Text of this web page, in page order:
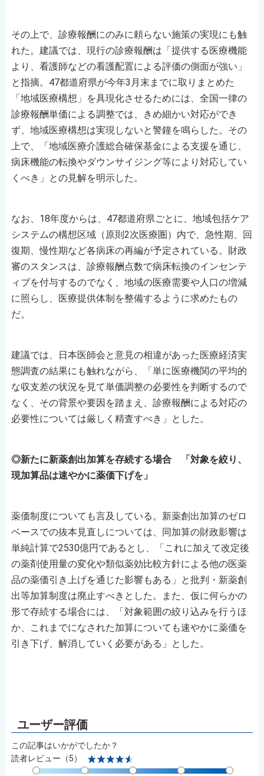
その上で、診療報酬にのみに頼らない施策の実現にも触
れた。建議では、現行の診療報酬は「提供する医療機能
より、看護師などの看護配置による評価の側面が強い」
と指摘。47都道府県が今年3月末までに取りまとめた
「地域医療構想」を具現化させるためには、全国一律の
診療報酬単価による調整では、きめ細かい対応ができ
ず、地域医療構想は実現しないと警鐘を鳴らした。その
上で、「地域医療介護総合確保基金による支援を通じ、
病床機能の転換やダウンサイジング等により対応してい
くべき」との見解を明示した。
なお、18年度からは、47都道府県ごとに、地域包括ケア
システムの構想区域（原則2次医療圏）内で、急性期、回
復期、慢性期など各病床の再編が予定されている。財政
審のスタンスは、診療報酬点数で病床転換のインセンテ
ィブを付与するのでなく、地域の医療需要や人口の増減
に照らし、医療提供体制を整備するように求めたもの
だ。
建議では、日本医師会と意見の相違があった医療経済実
態調査の結果にも触れながら、「単に医療機関の平均的
な収支差の状況を見て単価調整の必要性を判断するので
なく、その背景や要因を踏まえ、診療報酬による対応の
必要性については厳しく精査すべき」とした。
◎新たに新薬創出加算を存続する場合 「対象を絞り、
現加算品は速やかに薬価下げを」
薬価制度についても言及している。新薬創出加算のゼロ
ベースでの抜本見直しについては、同加算の財政影響は
単純計算で2530億円であるとし、「これに加えて改定後
の薬剤使用量の変化や類似薬効比較方針による他の医薬
品の薬価引き上げを通じた影響もある」と批判・新薬創
出等加算制度は廃止すべきとした。また、仮に何らかの
形で存続する場合には、「対象範囲の絞り込みを行うほ
か、これまでになされた加算についても速やかに薬価を
引き下げ、解消していく必要がある」とした。
この記事はいかがでしたか？
読者レビュー（5）